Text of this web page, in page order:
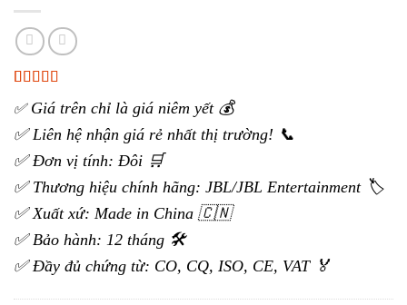
5.00trên 5
dựa trên
đánh giá
✅Giá trên chỉ là giá niêm yết 💰
✅ Liên hệ nhận giá rẻ nhất thị trường! 📞
✅ Đơn vị tính: Đôi 🛒
✅ Thương hiệu chính hãng: JBL/JBL Entertainment 🏷️
✅ Xuất xứ: Made in China 🇨🇳
✅ Bảo hành: 12 tháng 🛠️
✅ Đầy đủ chứng từ: CO, CQ, ISO, CE, VAT 🏅